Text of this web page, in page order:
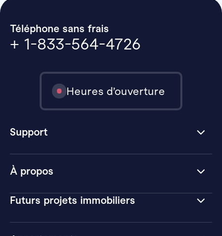
À propos
Futurs projets immobiliers
Téléphone sans frais
+ 1-833-564-4726
Heures d’ouverture
Support